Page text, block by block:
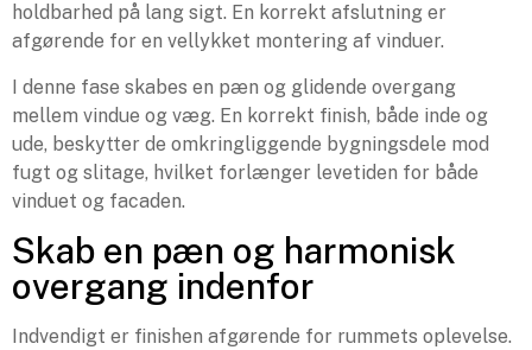
holdbarhed på lang sigt. En korrekt afslutning er
afgørende for en vellykket montering af vinduer.
I denne fase skabes en pæn og glidende overgang
mellem vindue og væg. En korrekt finish, både inde og
ude, beskytter de omkringliggende bygningsdele mod
fugt og slitage, hvilket forlænger levetiden for både
vinduet og facaden.
Skab en pæn og harmonisk
overgang indenfor
Indvendigt er finishen afgørende for rummets oplevelse.